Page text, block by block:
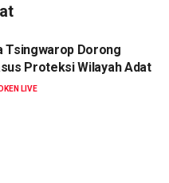
Tsingwarop Dorong
Proteksi Wilayah Adat
LIVE